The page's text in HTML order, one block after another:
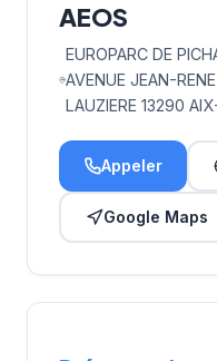
AEOS
EUROPARC DE
AVENUE JEAN-
LAUZIERE 13290
Appeler
Google Maps